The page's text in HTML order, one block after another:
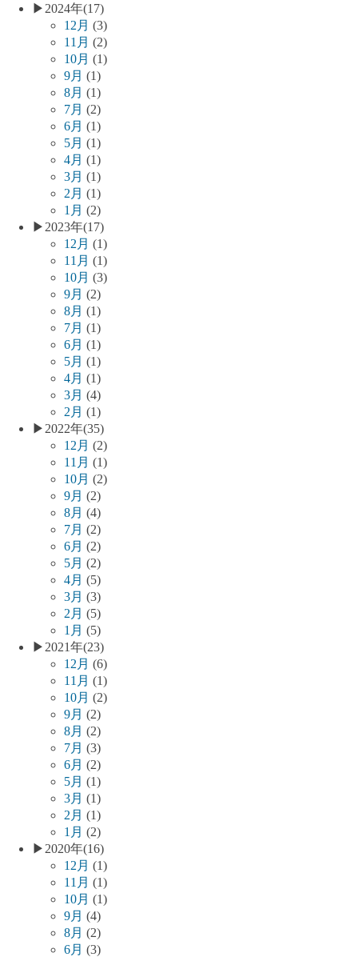
▶ 2024年(17)
12月 (3)
11月 (2)
10月 (1)
9月 (1)
8月 (1)
7月 (2)
6月 (1)
5月 (1)
4月 (1)
3月 (1)
2月 (1)
1月 (2)
▶ 2023年(17)
12月 (1)
11月 (1)
10月 (3)
9月 (2)
8月 (1)
7月 (1)
6月 (1)
5月 (1)
4月 (1)
3月 (4)
2月 (1)
▶ 2022年(35)
12月 (2)
11月 (1)
10月 (2)
9月 (2)
8月 (4)
7月 (2)
6月 (2)
5月 (2)
4月 (5)
3月 (3)
2月 (5)
1月 (5)
▶ 2021年(23)
12月 (6)
11月 (1)
10月 (2)
9月 (2)
8月 (2)
7月 (3)
6月 (2)
5月 (1)
3月 (1)
2月 (1)
1月 (2)
▶ 2020年(16)
12月 (1)
11月 (1)
10月 (1)
9月 (4)
8月 (2)
6月 (3)